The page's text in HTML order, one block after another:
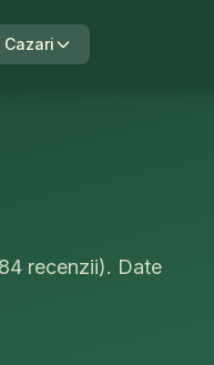
Cazari
recenzii). Date